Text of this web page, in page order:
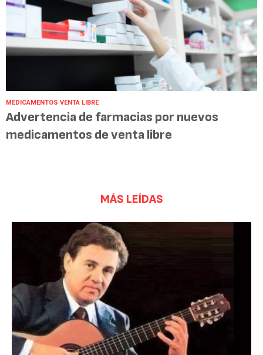
MEDICAMENTOS VENTA LIBRE
Advertencia de farmacias por nuevos
medicamentos de venta libre
MÁS LEÍDAS